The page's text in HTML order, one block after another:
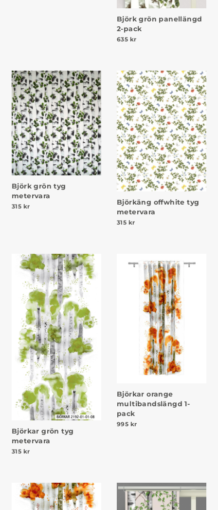
Björk grön panellängd
2-pack
635 kr
Björk grön tyg
metervara
315 kr
Björkäng offwhite tyg
metervara
315 kr
Björkar grön tyg
metervara
315 kr
Björkar orange
multibandslängd 1-
pack
995 kr